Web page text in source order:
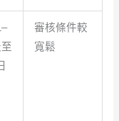
審核條件較
寬鬆